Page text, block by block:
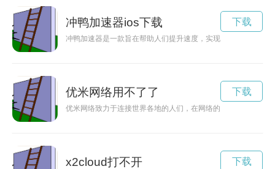
冲鸭加速器ios下载
冲鸭加速器是一款旨在帮助人们提升速度，实现自己的目标的
下载
优米网络用不了了
优米网络致力于连接世界各地的人们，在网络的世界中打造更
下载
x2cloud打不开 下载